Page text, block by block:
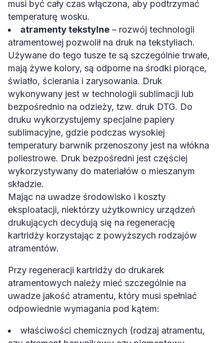
musi być cały czas włączona, aby podtrzymać
temperaturę wosku.
atramenty tekstylne – rozwój technologii
atramentowej pozwolił na druk na tekstyliach.
Używane do tego tusze te są szczególnie trwałe,
mają żywe kolory, są odporne na środki piorące,
światło, ścierania i zarysowania. Druk
wykonywany jest w technologii sublimacji lub
bezpośrednio na odzieży, tzw. druk DTG. Do
druku wykorzystujemy specjalne papiery
sublimacyjne, gdzie podczas wysokiej
temperatury barwnik przenoszony jest na włókna
poliestrowe. Druk bezpośredni jest częściej
wykorzystywany do materiałów o mieszanym
składzie.
Mając na uwadze środowisko i koszty
eksploatacji, niektórzy użytkownicy urządzeń
drukujących decydują się na regenerację
kartridży korzystając z powyższych rodzajów
atramentów.
Przy regeneracji kartridży do drukarek
atramentowych należy mieć szczególnie na
uwadze jakość atramentu, który musi spełniać
odpowiednie wymagania pod kątem:
właściwości chemicznych (rodzaj atramentu,